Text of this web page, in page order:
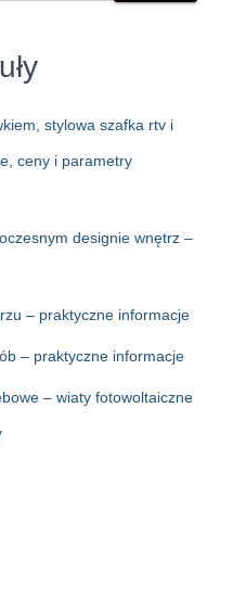
stylowa szafka rtv i
ceny i parametry
designie wnętrz –
– praktyczne informacje
– praktyczne informacje
– wiaty fotowoltaiczne